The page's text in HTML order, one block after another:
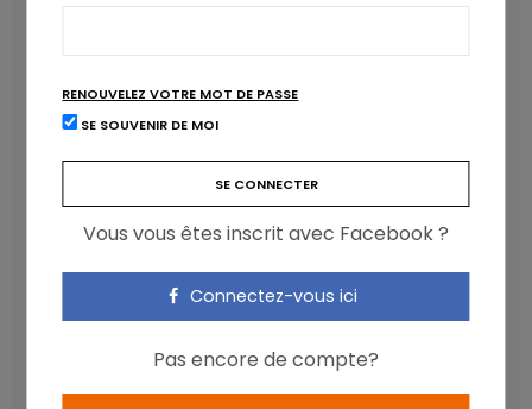
Les anthocyanines bénéfiques pour la santé
NICOLAS GUGGENBÜHL
RENOUVELEZ VOTRE MOT DE PASSE
SE SOUVENIR DE MOI
Vous vous êtes inscrit avec Facebook ?
Connectez-vous ici
Pas encore de compte?